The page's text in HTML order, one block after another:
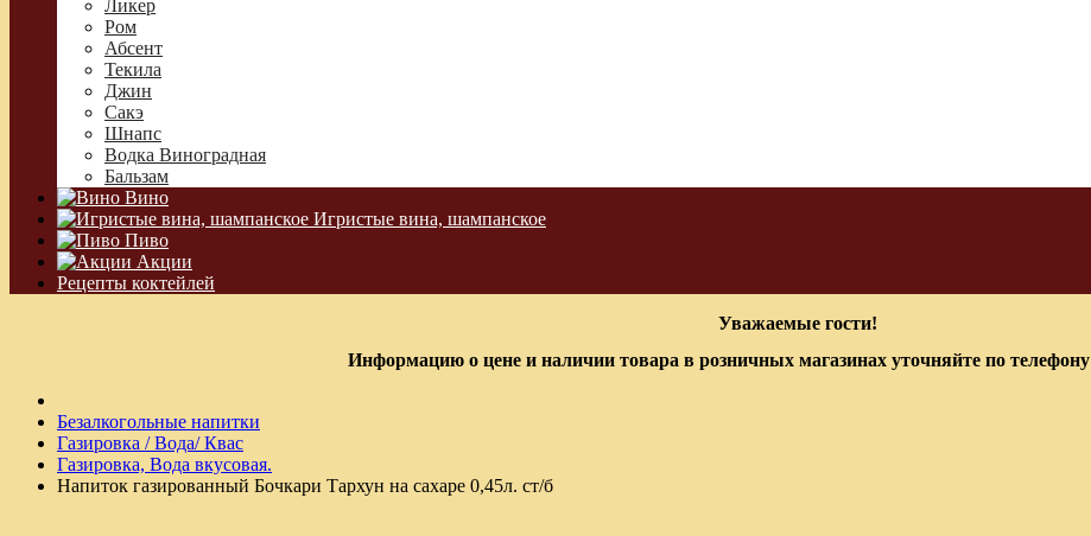
Ликер
Ром
Абсент
Текила
Джин
Сакэ
Шнапс
Водка Виноградная
Бальзам
Вино
Игристые вина, шампанское
Пиво
Акции
Рецепты коктейлей
Уважаемые гости!
Информацию о цене и наличии товара в розничных магазинах уточняйте по телефону
Безалкогольные напитки
Газировка / Вода/ Квас
Газировка, Вода вкусовая.
Напиток газированный Бочкари Тархун на сахаре 0,45л. ст/б